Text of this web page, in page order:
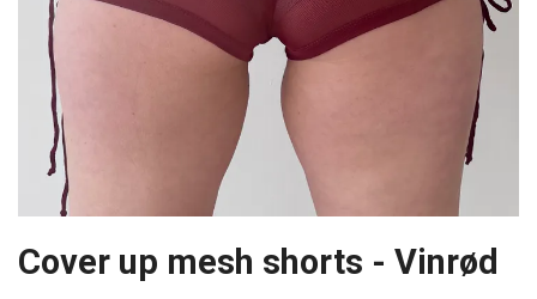
Cover up mesh shorts - Vinrød